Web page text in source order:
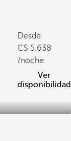
Desde
5.638
/noche
Ver
disponibilidad